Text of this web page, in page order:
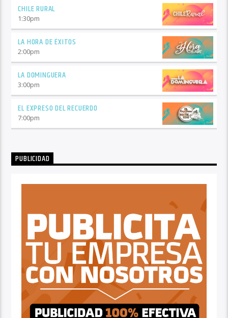
CHILE RURAL
1:30pm
LA HORA DE ÉXITOS
2:00pm
LA DOMINGUERA
3:00pm
EL EXPRESO DEL RECUERDO
7:00pm
PUBLICIDAD